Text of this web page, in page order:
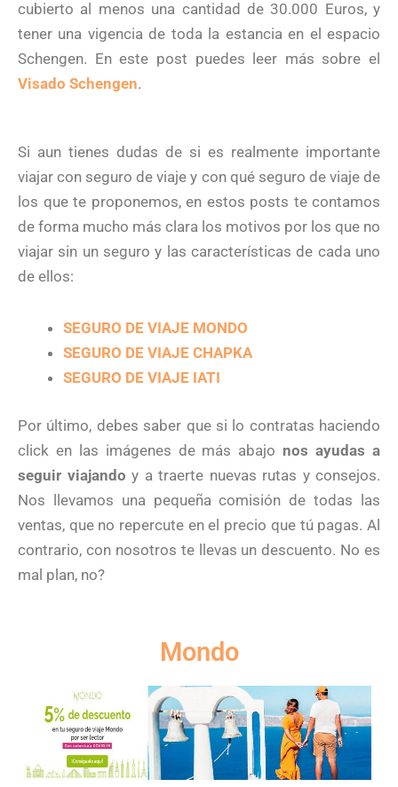
cubierto al menos una cantidad de 30.000 Euros, y
tener una vigencia de toda la estancia en el espacio
Schengen. En este post puedes leer más sobre el
Visado Schengen.
Si aun tienes dudas de si es realmente importante
viajar con seguro de viaje y con qué seguro de viaje de
los que te proponemos, en estos posts te contamos
de forma mucho más clara los motivos por los que no
viajar sin un seguro y las características de cada uno
de ellos:
SEGURO DE VIAJE MONDO
SEGURO DE VIAJE CHAPKA
SEGURO DE VIAJE IATI
Por último, debes saber que si lo contratas haciendo
click en las imágenes de más abajo nos ayudas a
seguir viajando y a traerte nuevas rutas y consejos.
Nos llevamos una pequeña comisión de todas las
ventas, que no repercute en el precio que tú pagas. Al
contrario, con nosotros te llevas un descuento. No es
mal plan, no?
Mondo